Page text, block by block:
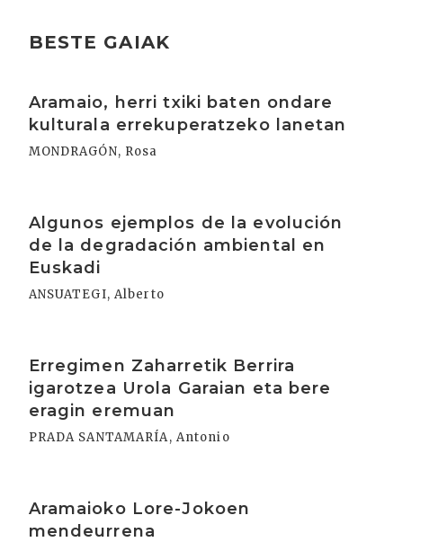
BESTE GAIAK
Aramaio, herri txiki baten ondare
kulturala errekuperatzeko lanetan
MONDRAGÓN, Rosa
Algunos ejemplos de la evolución
de la degradación ambiental en
Euskadi
ANSUATEGI, Alberto
Erregimen Zaharretik Berrira
igarotzea Urola Garaian eta bere
eragin eremuan
PRADA SANTAMARÍA, Antonio
Aramaioko Lore-Jokoen
mendeurrena